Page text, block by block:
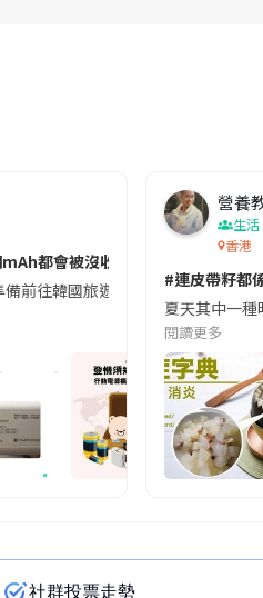
都會被沒收😱出發前切記檢查「1
備前往韓國旅遊的民眾，近期要
營養
生活
香港
#連皮帶籽都
夏天其中一
閱讀更多